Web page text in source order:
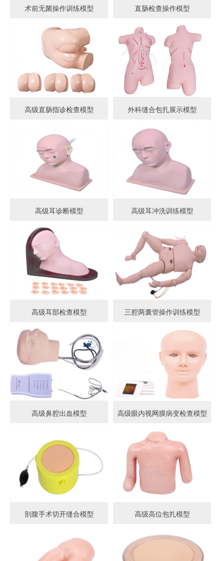
术前无菌操作训练模型 直肠检查操作模型
高级直肠指诊检查模型 外科缝合包扎展示模型
高级耳诊断模型 高级耳冲洗训练模型
高级耳部检查模型 三腔两囊管操作训练模型
高级鼻腔出血模型 高级眼内视网膜病变检查模型
剖腹手术切开缝合模型 高级高位包扎模型